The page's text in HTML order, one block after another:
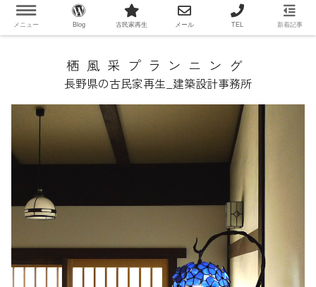
栖風采プランニング
長野県の古民家再生_建築設計事務所
メニュー Blog 古民家再生 メール TEL 新着記事